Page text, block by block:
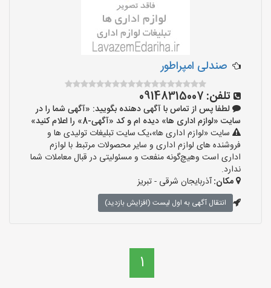
صندلی امپراطور
تلفن: 09148315007
لطفا پس از تماس با آگهی دهنده بگویید: «آگهی شما را در
سایت «لوازم اداری ها» دیده ام و کد «آگهی-8» را اعلام کنید»
سایت «لوازم اداری ها»،یک سایت تبلیغات تولیدی ها و
فروشنده های لوازم اداری و سایر محصولات مرتبط با لوازم
اداری است وهیچ‌گونه منفعت و مسئولیتی در قبال معاملات شما
ندارد.
مکان:آذربایجان شرقی - تبریز
انتقال آگهی به اول لیست (افزایش بازدید)
1